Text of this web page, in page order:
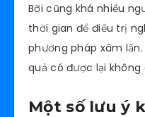
Bỡi cũng khá nhiều
thời gian để điều trị
phương pháp xâm
quả có được lại không
Một số lưu ý